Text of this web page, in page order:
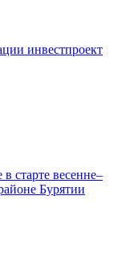
инвестпроект
старте весенне–
Бурятии